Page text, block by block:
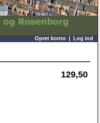
Opret konto | Log ind
129,50